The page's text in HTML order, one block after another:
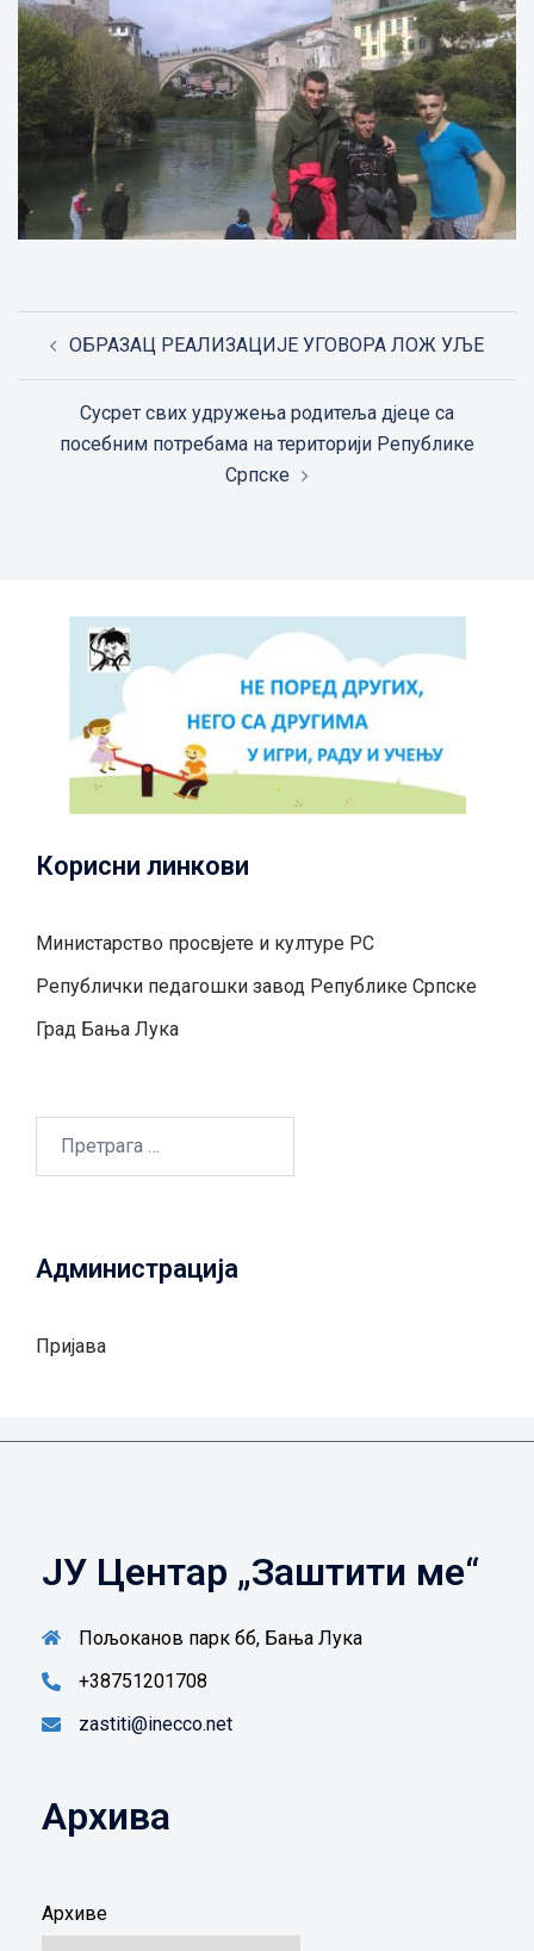
navigation
ОБРАЗАЦ РЕАЛИЗАЦИЈЕ УГОВОРА ЛОЖ УЉЕ
Сусрет свих удружења родитеља дјеце са
посебним потребама на територији Републике
Српске
Корисни линкови
Министарство просвјете и културе РС
Републички педагошки завод Републике Српске
Град Бањa Лукa
Администрација
Пријава
ЈУ Центар „Заштити ме“
Пољоканов парк бб, Бања Лука
+38751201708
zastiti@inecco.net
Архива
Архиве